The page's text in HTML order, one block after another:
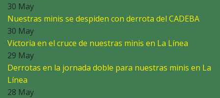
30 May
Nuestras minis se despiden con derrota del CADEBA
30 May
Victoria en el cruce de nuestras minis en La Línea
29 May
Derrotas en la jornada doble para nuestras minis en La
Línea
28 May